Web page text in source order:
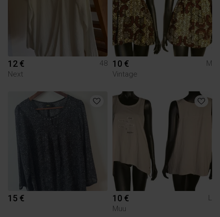
12 €
48
Next
10 €
M
Vintage
15 € 10 €
L
Muu